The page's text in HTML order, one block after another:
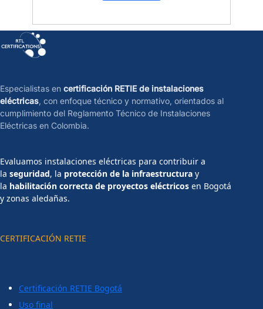
Especialistas en certificación RETIE de instalaciones
eléctricas, con enfoque técnico y normativo, orientados al
cumplimiento del Reglamento Técnico de Instalaciones
Eléctricas en Colombia.
Evaluamos instalaciones eléctricas para contribuir a
la seguridad, la protección de la infraestructura y
la habilitación correcta de proyectos eléctricos en Bogotá
y zonas aledañas.
CERTIFICACIÓN RETIE
Certificación RETIE Bogotá
Uso final